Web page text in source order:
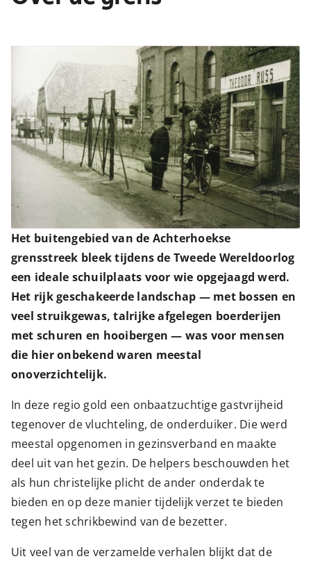
Het buitengebied van de Achterhoekse
grensstreek bleek tijdens de Tweede Wereldoorlog
een ideale schuilplaats voor wie opgejaagd werd.
Het rijk geschakeerde landschap — met bossen en
veel struikgewas, talrijke afgelegen boerderijen
met schuren en hooibergen — was voor mensen
die hier onbekend waren meestal
onoverzichtelijk.
In deze regio gold een onbaatzuchtige gastvrijheid
tegenover de vluchteling, de onderduiker. Die werd
meestal opgenomen in gezinsverband en maakte
deel uit van het gezin. De helpers beschouwden het
als hun christelijke plicht de ander onderdak te
bieden en op deze manier tijdelijk verzet te bieden
tegen het schrikbewind van de bezetter.
Uit veel van de verzamelde verhalen blijkt dat de